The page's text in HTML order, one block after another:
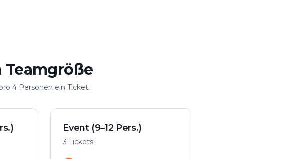
Teamgröße
4 Personen ein Ticket.
Event (9–12 Pers.)
3 Tickets